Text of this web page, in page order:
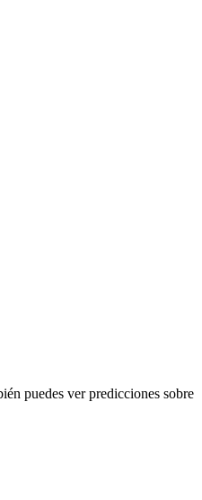
puedes ver predicciones sobre